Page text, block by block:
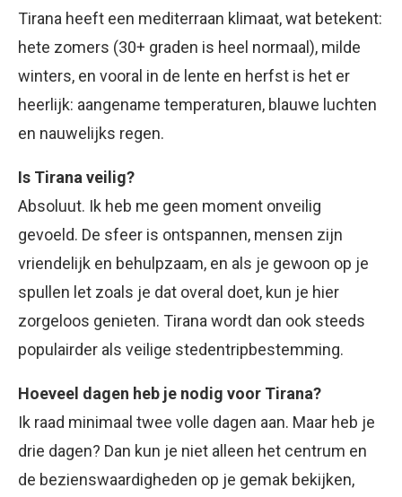
Tirana heeft een mediterraan klimaat, wat betekent:
hete zomers (30+ graden is heel normaal), milde
winters, en vooral in de lente en herfst is het er
heerlijk: aangename temperaturen, blauwe luchten
en nauwelijks regen.
Is Tirana veilig?
Absoluut. Ik heb me geen moment onveilig
gevoeld. De sfeer is ontspannen, mensen zijn
vriendelijk en behulpzaam, en als je gewoon op je
spullen let zoals je dat overal doet, kun je hier
zorgeloos genieten. Tirana wordt dan ook steeds
populairder als veilige stedentripbestemming.
Hoeveel dagen heb je nodig voor Tirana?
Ik raad minimaal twee volle dagen aan. Maar heb je
drie dagen? Dan kun je niet alleen het centrum en
de bezienswaardigheden op je gemak bekijken,